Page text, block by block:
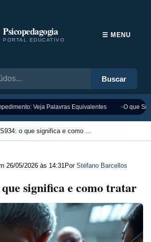
Psicopedagogia
PORTAL EDUCATIVO
Buscar
☰ MENU
Veja Palavras Equivalentes O que
o que significa e como ...
26/05/2026 às 14:31 Por Stéfano Barcellos
significa e como tratar